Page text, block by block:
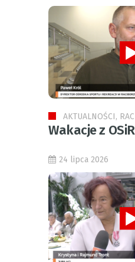
AKTUALNOŚCI,
Wakacje z OSiR
24 lipca 2026